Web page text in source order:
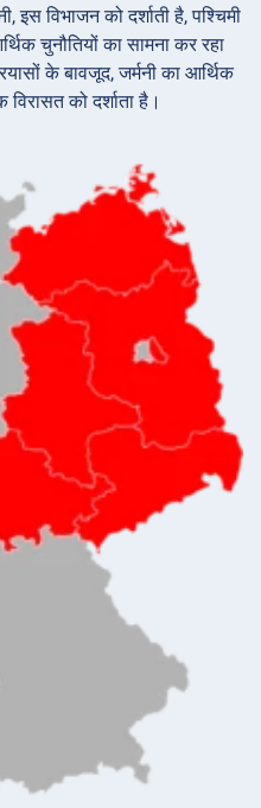
इस विभाजन को दर्शाती है, पश्चिमी
चुनौतियों का सामना कर रहा
के बावजूद, जर्मनी का आर्थिक
को दर्शाता है।